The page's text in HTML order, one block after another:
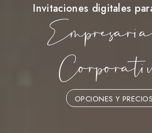
Invitaciones digitales
OPCIONES Y PRECIOS